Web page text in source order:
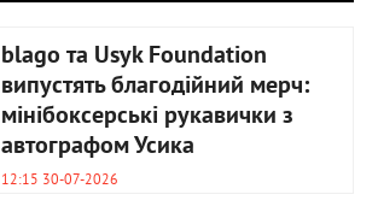
blago та Usyk Foundation
випустять благодійний мерч:
мінібоксерські рукавички з
автографом Усика
12:15 30-07-2026